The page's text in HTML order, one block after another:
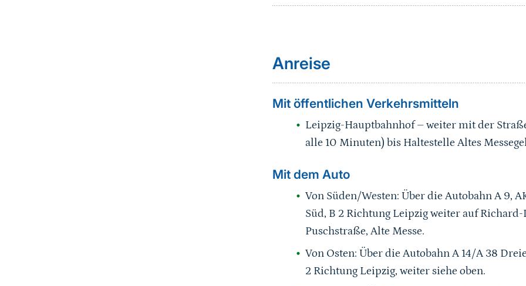
Anreise
Mit öffentlichen Verkehrsmitteln
Leipzig-Hauptbahnhof – weiter mit der
alle 10 Minuten) bis Haltestelle Altes
Mit dem Auto
Von Süden/Westen: Über die Autobahn A 9,
Süd, B 2 Richtung Leipzig weiter auf
Puschstraße, Alte Messe.
Von Osten: Über die Autobahn A 14/A 38
2 Richtung Leipzig, weiter siehe oben.